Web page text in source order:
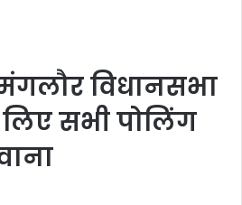
विधानसभा
सभी पोलिंग